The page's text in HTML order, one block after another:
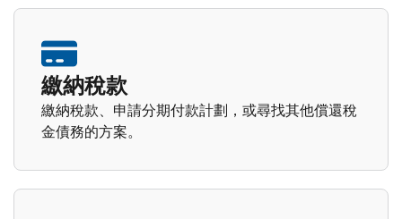
繳納稅款
繳納稅款、申請分期付款計劃，或尋找其他償還稅
金債務的方案。